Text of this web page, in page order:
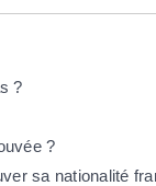
?
?
sa nationalité